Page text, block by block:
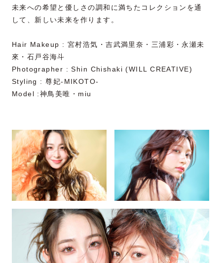
未来への希望と優しさの調和に満ちたコレクションを通
して、新しい未来を作ります。
Hair Makeup : 宮村浩気・吉武満里奈・三浦彩・永瀬未
來・石戸谷海斗
Photographer : Shin Chishaki (WILL CREATIVE)
Styling : 尊妃-MIKOTO-
Model :神鳥美唯・miu